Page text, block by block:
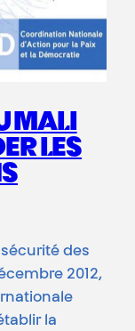
MALI
LES
des
2012,
la